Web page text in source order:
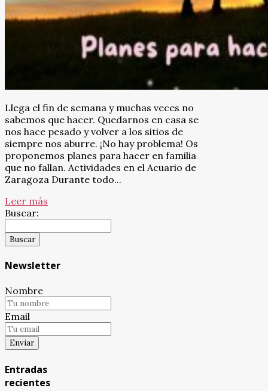
Llega el fin de semana y muchas veces no
sabemos que hacer. Quedarnos en casa se
nos hace pesado y volver a los sitios de
siempre nos aburre. ¡No hay problema! Os
proponemos planes para hacer en familia
que no fallan. Actividades en el Acuario de
Zaragoza Durante todo...
Leer más
Buscar:
Newsletter
Nombre
Email
Entradas
recientes